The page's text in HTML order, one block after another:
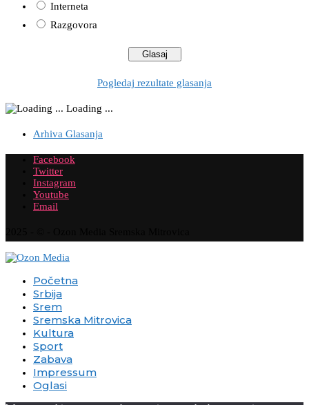
Interneta
Razgovora
Pogledaj rezultate glasanja
Loading ...
Arhiva Glasanja
Facebook
Twitter
Instagram
Youtube
Email
Početna
Srbija
Srem
Sremska Mitrovica
Kultura
Sport
Zabava
Impressum
Oglasi